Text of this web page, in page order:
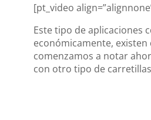
[pt_video
Este tipo de aplicaciones
económicamente,
comenzamos a notar
con otro tipo de